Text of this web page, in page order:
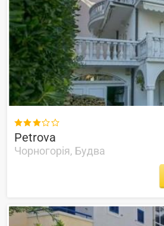

Petrova
Чорногорія, Будва